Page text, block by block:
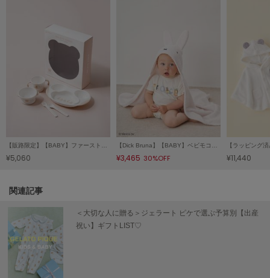
ルコックスポルティフ
LeSportsac
レスポートサック
LILY BROWN Lingerie
LITTLE UNION TOKYO
made of Organics
メイドオブオーガニクス
【販路限定】【BABY】ファーストディッシュセット
¥5,060
【Dick Bruna】【BABY】ベビモコブランケット
¥3,465 30%OFF ¥11,440
関連記事
＜大切な人に贈る＞ジェラート ピケで選ぶ予算別【出産
祝い】ギフトLIST♡